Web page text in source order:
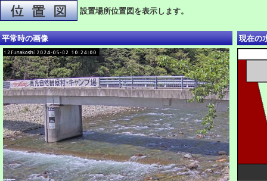
設置場所位置図を表示します。
平常時の画像 現在の